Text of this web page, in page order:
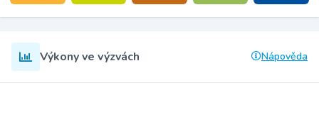
Výkony ve výzvách Nápověda